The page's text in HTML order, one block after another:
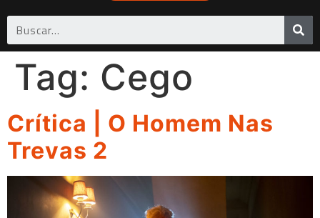
Tag: Cego
Crítica | O Homem Nas
Trevas 2